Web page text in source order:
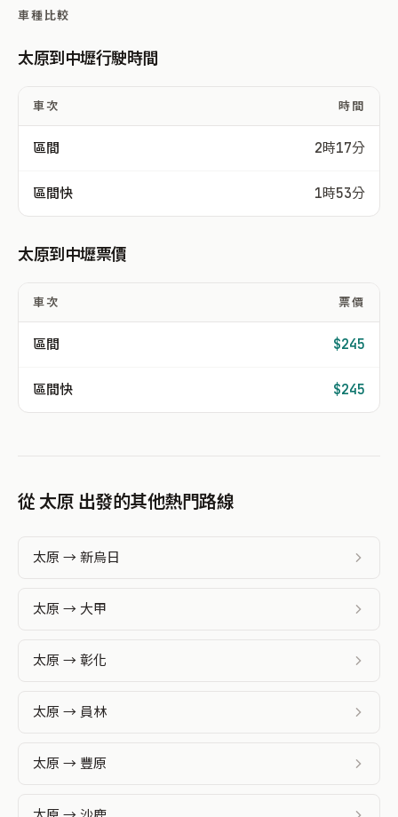
車種比較
太原到中壢行駛時間
車次 時間
區間 2時17分
區間快 1時53分
太原到中壢票價
車次 票價
區間 $245
區間快 $245
從 太原 出發的其他熱門路線
太原 → 新烏日
太原 → 大甲
太原 → 彰化
太原 → 員林
太原 → 豐原